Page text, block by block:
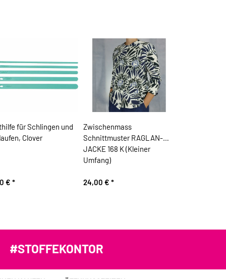
für Schlingen und
Clover
€ *
Zwischenmass
Schnittmuster RAGLAN-
JACKE 168 K (Kleiner
Umfang)
24,00 € *
#STOFFEKONTOR